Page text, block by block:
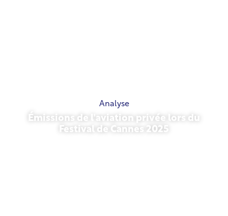
Analyse
Émissions de l'aviation privée lors du
Festival de Cannes 2025